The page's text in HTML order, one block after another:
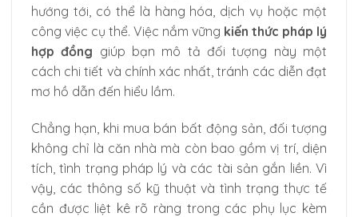
hướng tới, có thể là hàng hóa, dịch vụ hoặc một
công việc cụ thể. Việc nắm vững kiến thức pháp lý
hợp đồng giúp bạn mô tả đối tượng này một
cách chi tiết và chính xác nhất, tránh các diễn đạt
mơ hồ dẫn đến hiểu lầm.
Chẳng hạn, khi mua bán bất động sản, đối tượng
không chỉ là căn nhà mà còn bao gồm vị trí, diện
tích, tình trạng pháp lý và các tài sản gắn liền. Vì
vậy, các thông số kỹ thuật và tình trạng thực tế
cần được liệt kê rõ ràng trong các phụ lục kèm